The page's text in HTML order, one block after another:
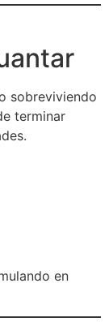
sobreviviendo
terminar
en